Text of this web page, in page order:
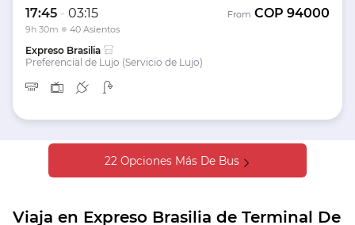
17:45 - 03:15
9h 30m 40 Asientos
From COP 94000
Expreso Brasilia
Preferencial de Lujo (Servicio de Lujo)
22 Opciones Más De Bus
Viaja en Expreso Brasilia de Terminal De